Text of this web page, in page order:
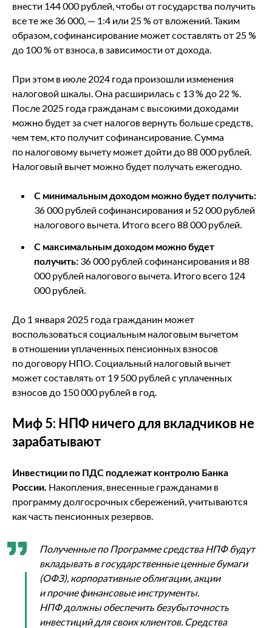
внести 144 000 рублей, чтобы от государства получить
все те же 36 000, — 1:4 или 25 % от вложений. Таким
образом, софинансирование может составлять от 25 %
до 100 % от взноса, в зависимости от дохода.
При этом в июле 2024 года произошли изменения
налоговой шкалы. Она расширилась с 13 % до 22 %.
После 2025 года гражданам с высокими доходами
можно будет за счет налогов вернуть больше средств,
чем тем, кто получит софинансирование. Сумма
по налоговому вычету может дойти до 88 000 рублей.
Налоговый вычет можно будет получать ежегодно.
С минимальным доходом можно будет получить:
36 000 рублей софинансирования и 52 000 рублей
налогового вычета. Итого всего 88 000 рублей.
С максимальным доходом можно будет
получить: 36 000 рублей софинансирования и 88
000 рублей налогового вычета. Итого всего 124
000 рублей.
До 1 января 2025 года гражданин может
воспользоваться социальным налоговым вычетом
в отношении уплаченных пенсионных взносов
по договору НПО. Социальный налоговый вычет
может составлять от 19 500 рублей с уплаченных
взносов до 150 000 рублей в год.
Миф 5: НПФ ничего для вкладчиков не
зарабатывают
Инвестиции по ПДС подлежат контролю Банка
России. Накопления, внесенные гражданами в
программу долгосрочных сбережений, учитываются
как часть пенсионных резервов.
Полученные по Программе средства НПФ будут
вкладывать в государственные ценные бумаги
(ОФЗ), корпоративные облигации, акции
и прочие финансовые инструменты.
НПФ должны обеспечить безубыточность
инвестиций для своих клиентов. Средства